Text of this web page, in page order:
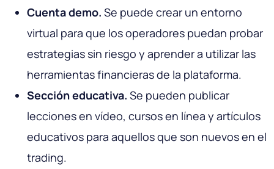
Cuenta demo. Se puede crear un entorno
virtual para que los operadores puedan probar
estrategias sin riesgo y aprender a utilizar las
herramientas financieras de la plataforma.
Sección educativa. Se pueden publicar
lecciones en vídeo, cursos en línea y artículos
educativos para aquellos que son nuevos en el
trading.